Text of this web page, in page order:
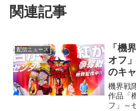
関連記事
配信ニュース
「機
オフ
のキ
機界戦
作品「
フ」～